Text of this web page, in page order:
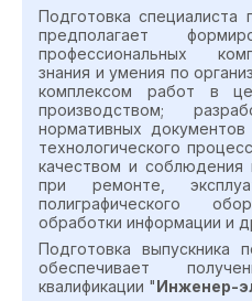
Подготовка специалиста
предполагает
профессиональных
знания и умения по
комплексом работ в
производством;
нормативных
технологического
качеством и соблюдения
при ремонте,
полиграфического
обработки информации и
Подготовка выпускника
обеспечивает
квалификации "Инженер-